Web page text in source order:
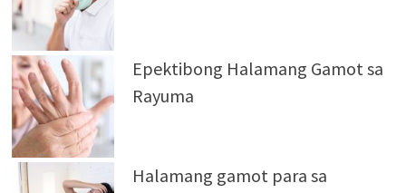
Epektibong Halamang Gamot sa
Rayuma
Halamang gamot para sa